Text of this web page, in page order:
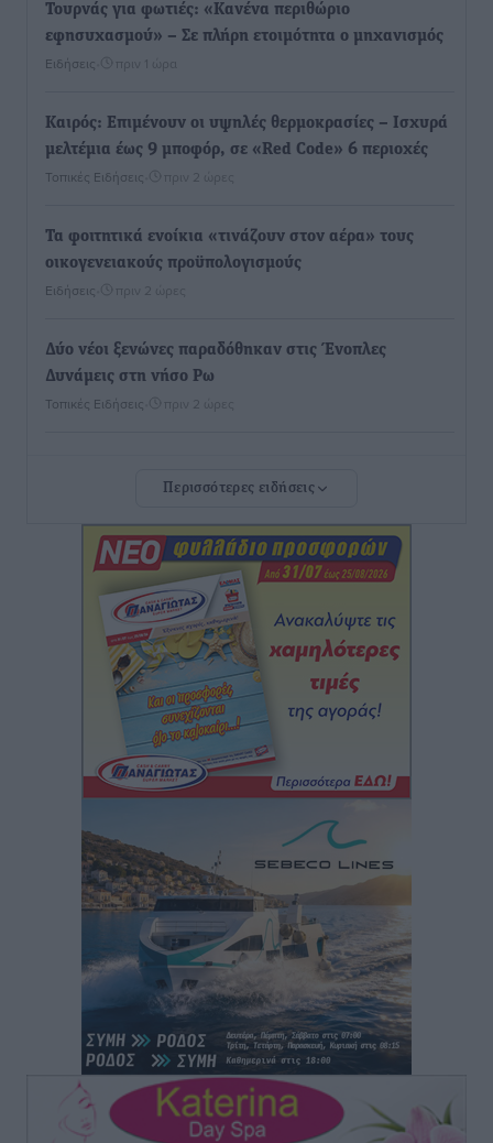
Τουρνάς για φωτιές: «Κανένα περιθώριο
εφησυχασμού» – Σε πλήρη ετοιμότητα ο μηχανισμός
Ειδήσεις πριν 1 ώρα
Καιρός: Επιμένουν οι υψηλές θερμοκρασίες – Ισχυρά
μελτέμια έως 9 μποφόρ, σε «Red Code» 6 περιοχές
Τοπικές Ειδήσεις πριν 2 ώρες
Τα φοιτητικά ενοίκια «τινάζουν στον αέρα» τους
οικογενειακούς προϋπολογισμούς
Ειδήσεις πριν 2 ώρες
Δύο νέοι ξενώνες παραδόθηκαν στις Ένοπλες
Δυνάμεις στη νήσο Ρω
Τοπικές Ειδήσεις πριν 2 ώρες
34.000 αναχωρούν σήμερα μόνο από τον Πειραιά
Μόνιμες θέσεις στους παιδικούς σταθμούς: Οι
προϋποθέσεις, η 24μηνη εμπειρία και οι προθεσμίες
για τους δήμους
Τοπικές Ειδήσεις• πριν 3 ώρες
Δεύτερη πηγή εισοδήματος για τους επαγγελματίες
ψαράδες ο αλιευτικός τουρισμός
• πριν 3 ώρες
Μαρία Εκμεκτσίογλου: Η πίστη μου είναι το
μεγαλύτερο στήριγμα μου – Το προσκύνημα στην ιερά
Μονή Πανορμίτη
Τοπικές Ειδήσεις• πριν 3 ώρες
Ακαθάριστα οικόπεδα: Τι γίνεται όταν ο ιδιοκτήτης
δεν τα καθαρίσει – Πώς κινούνται δήμοι και ΠΣ,
ποιος πληρώνει τον λογαριασμό
Τοπικές Ειδήσεις• πριν 3 ώρες
Πού κινούνται οι κρατήσεις last minute σε Ελλάδα
από Γερμανούς
Περισσότερες ειδήσεις